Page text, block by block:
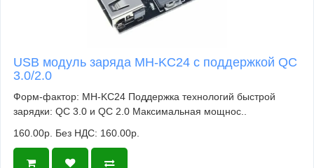
USB модуль заряда MH-KC24 с поддержкой QC
3.0/2.0
Форм-фактор: MH-KC24 Поддержка технологий быстрой
зарядки: QC 3.0 и QC 2.0 Максимальная мощнос..
160.00р. Без НДС: 160.00р.